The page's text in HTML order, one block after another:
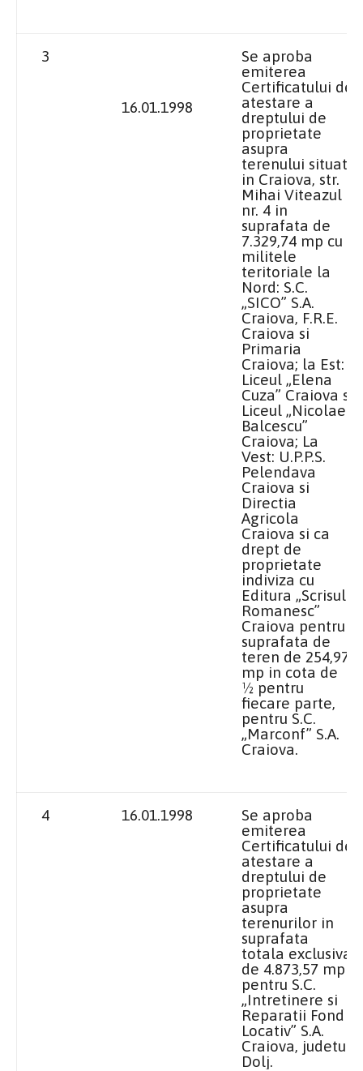
3
16.01.1998
Se aproba
emiterea
Certificatului de
atestare a
dreptului de
proprietate
asupra
terenului situat
in Craiova, str.
Mihai Viteazul
nr. 4 in
suprafata de
7.329,74 mp cu
militele
teritoriale la
Nord: S.C.
„SICO” S.A.
Craiova, F.R.E.
Craiova si
Primaria
Craiova; la Est:
Liceul „Elena
Cuza” Craiova si
Liceul „Nicolae
Balcescu”
Craiova; La
Vest: U.P.P.S.
Pelendava
Craiova si
Directia
Agricola
Craiova si ca
drept de
proprietate
indiviza cu
Editura „Scrisul
Romanesc”
Craiova pentru
suprafata de
teren de 254,97
mp in cota de
½ pentru
fiecare parte,
pentru S.C.
„Marconf” S.A.
Craiova.
4 16.01.1998
Se aproba
emiterea
Certificatului de
atestare a
dreptului de
proprietate
asupra
terenurilor in
suprafata
totala exclusiva
de 4.873,57 mp
pentru S.C.
„Intretinere si
Reparatii Fond
Locativ” S.A.
Craiova, judetul
Dolj.